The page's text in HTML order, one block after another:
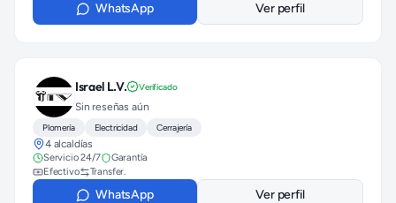
WhatsApp Ver perfil
Israel L.V. Verificado
Sin reseñas aún
Plomería Electricidad Cerrajería
4 alcaldías
Servicio 24/7
Garantía
Efectivo
Transfer.
WhatsApp Ver perfil